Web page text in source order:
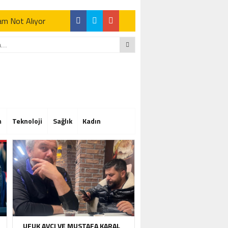
Not Alıyor
Not Alıyor
Teknoloji Sağlık Kadın
UFUK AVCI VE MUSTAFA KARAL